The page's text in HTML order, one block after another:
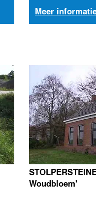
Meer
Woudbloem'